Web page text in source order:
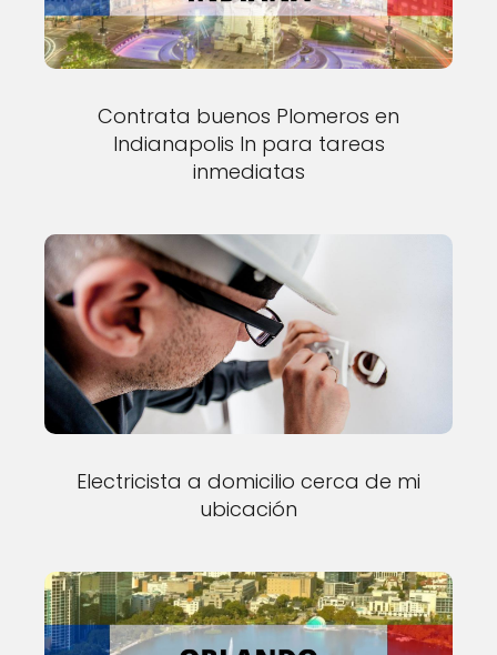
Contrata buenos Plomeros en
Indianapolis In para tareas
inmediatas
Electricista a domicilio cerca de mi
ubicación